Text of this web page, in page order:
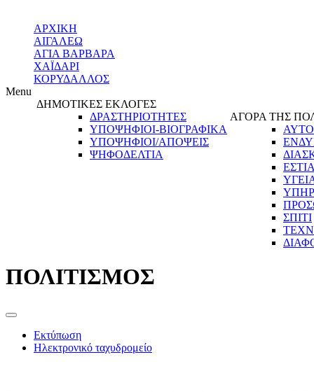
ΑΡΧΙΚΗ
ΑΙΓΑΛΕΩ
ΑΓΙΑ ΒΑΡΒΑΡΑ
ΧΑΪΔΑΡΙ
ΚΟΡΥΔΑΛΛΟΣ
Menu
ΔΗΜΟΤΙΚΕΣ ΕΚΛΟΓΕΣ
ΔΡΑΣΤΗΡΙΟΤΗΤΕΣ
ΥΠΟΨΗΦΙΟΙ-ΒΙΟΓΡΑΦΙΚΑ
ΥΠΟΨΗΦΙΟΙ/ΑΠΟΨΕΙΣ
ΨΗΦΟΔΕΛΤΙΑ
ΑΓΟΡΑ ΤΗΣ
ΣΠΙΤΙ
ΠΟΛΙΤΙΣΜΟΣ
Εκτύπωση
Ηλεκτρονικό ταχυδρομείο